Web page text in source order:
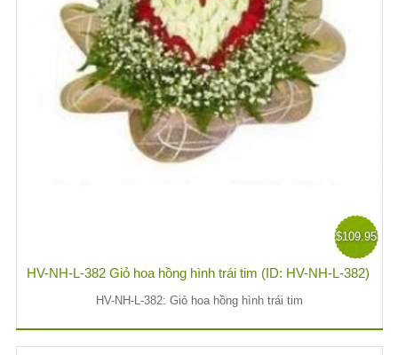
$109.95
HV-NH-L-382 Giỏ hoa hồng hình trái tim (ID: HV-NH-L-382)
HV-NH-L-382: Giỏ hoa hồng hình trái tim